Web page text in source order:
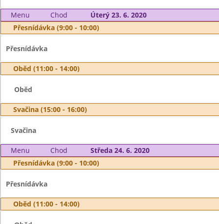
Menu Chod
Úterý 23. 6. 2020
Přesnídávka (9:00 - 10:00)
Přesnídávka
Oběd (11:00 - 14:00)
Oběd
Svačina (15:00 - 16:00)
Svačina
Menu Chod
Středa 24. 6. 2020
Přesnídávka (9:00 - 10:00)
Přesnídávka
Oběd (11:00 - 14:00)